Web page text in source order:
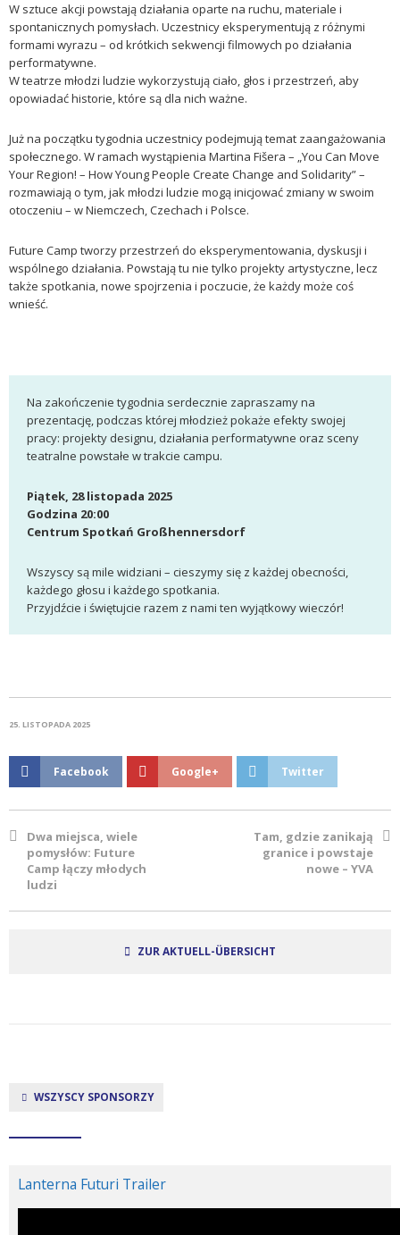
W sztuce akcji powstają działania oparte na ruchu, materiale i
spontanicznych pomysłach. Uczestnicy eksperymentują z różnymi
formami wyrazu – od krótkich sekwencji filmowych po działania
performatywne.
W teatrze młodzi ludzie wykorzystują ciało, głos i przestrzeń, aby
opowiadać historie, które są dla nich ważne.
Już na początku tygodnia uczestnicy podejmują temat zaangażowania
społecznego. W ramach wystąpienia Martina Fišera – „You Can Move
Your Region! – How Young People Create Change and Solidarity” –
rozmawiają o tym, jak młodzi ludzie mogą inicjować zmiany w swoim
otoczeniu – w Niemczech, Czechach i Polsce.
Future Camp tworzy przestrzeń do eksperymentowania, dyskusji i
wspólnego działania. Powstają tu nie tylko projekty artystyczne, lecz
także spotkania, nowe spojrzenia i poczucie, że każdy może coś
wnieść.
Na zakończenie tygodnia serdecznie zapraszamy na
prezentację, podczas której młodzież pokaże efekty swojej
pracy: projekty designu, działania performatywne oraz sceny
teatralne powstałe w trakcie campu.
Piątek, 28 listopada 2025
Godzina 20:00
Centrum Spotkań Großhennersdorf
Wszyscy są mile widziani – cieszymy się z każdej obecności,
każdego głosu i każdego spotkania.
Przyjdźcie i świętujcie razem z nami ten wyjątkowy wieczór!
25. LISTOPADA 2025
Facebook Google+ Twitter
Dwa miejsca, wiele
pomysłów: Future
Camp łączy młodych
ludzi
Tam, gdzie zanikają
granice i powstaje
nowe – YVA
ZUR AKTUELL-ÜBERSICHT
WSZYSCY SPONSORZY
Lanterna Futuri Trailer